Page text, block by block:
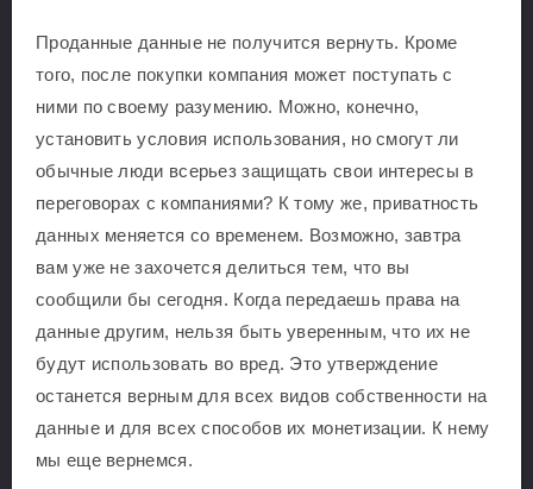
Проданные данные не получится вернуть. Кроме
того, после покупки компания может поступать с
ними по своему разумению. Можно, конечно,
установить условия использования, но смогут ли
обычные люди всерьез защищать свои интересы в
переговорах с компаниями? К тому же, приватность
данных меняется со временем. Возможно, завтра
вам уже не захочется делиться тем, что вы
сообщили бы сегодня. Когда передаешь права на
данные другим, нельзя быть уверенным, что их не
будут использовать во вред. Это утверждение
останется верным для всех видов собственности на
данные и для всех способов их монетизации. К нему
мы еще вернемся.